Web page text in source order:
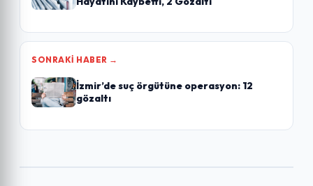
SONRAKI HABER →
İzmir’de suç örgütüne operasyon: 12
gözaltı